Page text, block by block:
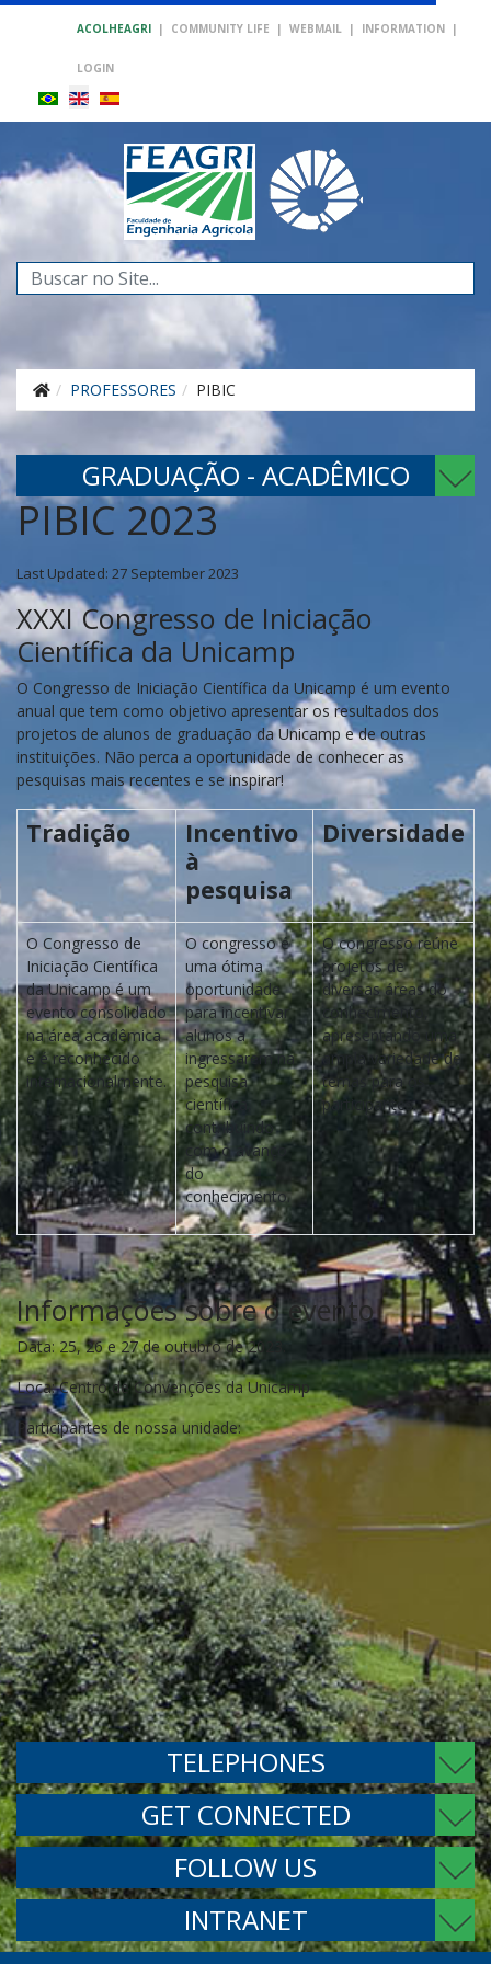
ACOLHEAGRI | COMMUNITY LIFE | WEBMAIL | INFORMATION |
LOGIN
Search
...
PROFESSORES PIBIC
GRADUAÇÃO - ACADÊMICO
PIBIC 2023
Last Updated: 27 September 2023
XXXI Congresso de Iniciação
Científica da Unicamp
O Congresso de Iniciação Científica da Unicamp é um evento
anual que tem como objetivo apresentar os resultados dos
projetos de alunos de graduação da Unicamp e de outras
instituições. Não perca a oportunidade de conhecer as
pesquisas mais recentes e se inspirar!
Tradição
Incentivo
à
pesquisa
Diversidade
O Congresso de
Iniciação Científica
da Unicamp é um
evento consolidado
na área acadêmica
e é reconhecido
internacionalmente.
O congresso é
uma ótima
oportunidade
para incentivar
alunos a
ingressarem na
pesquisa
científica,
contribuindo
com o avanço
do
conhecimento.
O congresso reúne
projetos de
diversas áreas do
conhecimento,
apresentando uma
ampla variedade de
temas para os
participantes.
Informações sobre o evento
Data: 25, 26 e 27 de outubro de 2023.
Loca: Centro de Convenções da Unicamp
Participantes de nossa unidade:
TELEPHONES
GET CONNECTED
FOLLOW US
INTRANET